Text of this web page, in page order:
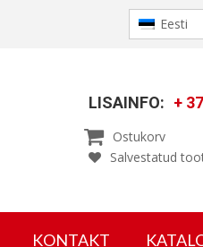
Eesti
LISAINFO: +

Ostukorv
Salvestatud
KONTAKT